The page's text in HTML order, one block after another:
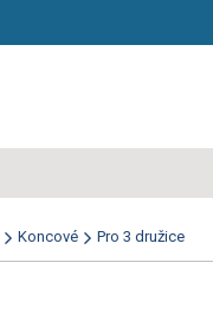
Koncové Pro 3 družice